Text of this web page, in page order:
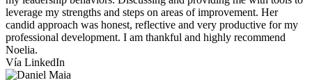
leverage my strengths and steps on areas of improvement. Her
candid approach was honest, reflective and very productive for my
professional development. I am thankful and highly recommend
Noelia.
Vía LinkedIn